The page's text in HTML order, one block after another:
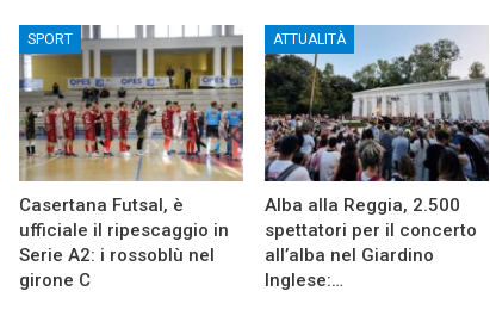
SPORT
Casertana Futsal, è
ufficiale il ripescaggio in
Serie A2: i rossoblù nel
girone C
ATTUALITÀ
Alba alla Reggia, 2.500
spettatori per il concerto
all’alba nel Giardino
Inglese:…